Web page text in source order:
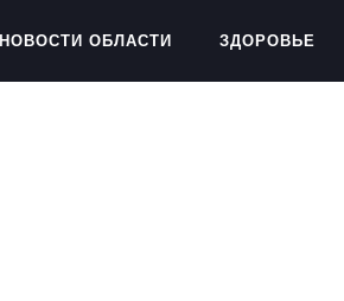
НОВОСТИ ОБЛАСТИ ЗДОРОВЬЕ